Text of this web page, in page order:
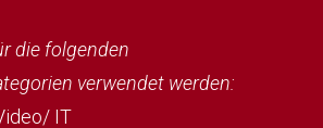
die folgenden
verwendet werden:
IT